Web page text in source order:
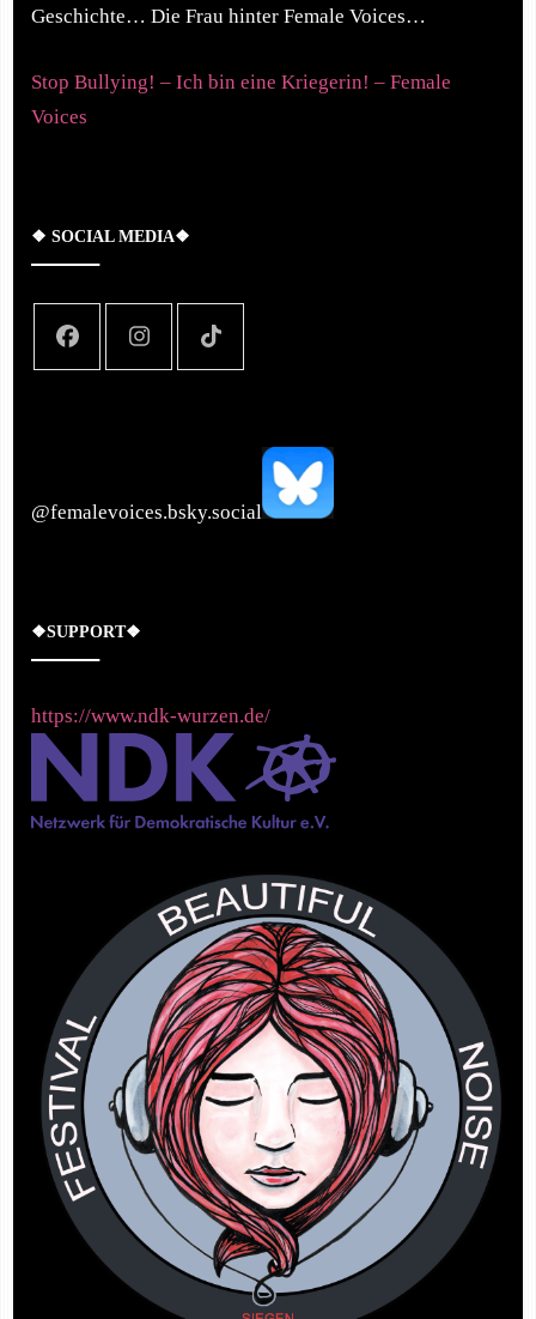
Geschichte… Die Frau hinter Female Voices…
Stop Bullying! – Ich bin eine Kriegerin! – Female
Voices
❖ SOCIAL MEDIA❖
‪@femalevoices.bsky.social‬
❖SUPPORT❖
https://www.ndk-wurzen.de/